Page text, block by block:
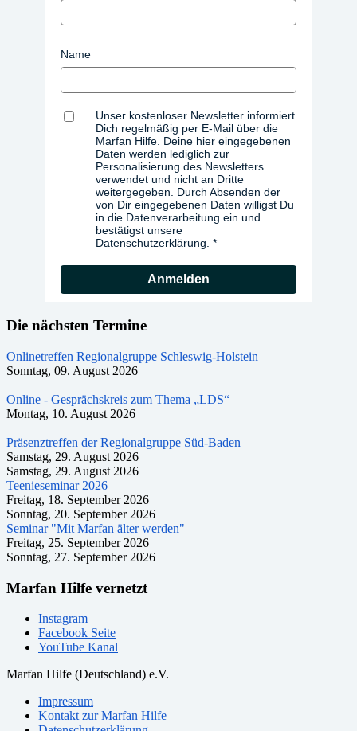
Name
Unser kostenloser Newsletter informiert
Dich regelmäßig per E-Mail über die
Marfan Hilfe. Deine hier eingegebenen
Daten werden lediglich zur
Personalisierung des Newsletters
verwendet und nicht an Dritte
weitergegeben. Durch Absenden der
von Dir eingegebenen Daten willigst Du
in die Datenverarbeitung ein und
bestätigst unsere
Datenschutzerklärung.
Anmelden
Die nächsten Termine
Onlinetreffen Regionalgruppe Schleswig-Holstein
Sonntag, 09. August 2026
Online - Gesprächskreis zum Thema „LDS“
Montag, 10. August 2026
Präsenztreffen der Regionalgruppe Süd-Baden
Samstag, 29. August 2026
Samstag, 29. August 2026
Teenieseminar 2026
Freitag, 18. September 2026
Sonntag, 20. September 2026
Seminar "Mit Marfan älter werden"
Freitag, 25. September 2026
Sonntag, 27. September 2026
Marfan Hilfe vernetzt
Instagram
Facebook Seite
YouTube Kanal
Marfan Hilfe (Deutschland) e.V.
Impressum
Kontakt zur Marfan Hilfe